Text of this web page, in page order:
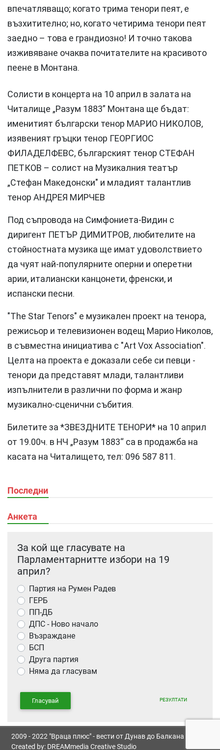
впечатляващо; когато трима тенори пеят, е
възхитително; но, когато четирима тенори пеят
заедно – това е грандиозно! И точно такова
изживяване очаква почитателите на красивото
пеене в Монтана.
Солисти в концерта на 10 април в залата на
Читалище „Разум 1883” Монтана ще бъдат:
именитият български тенор МАРИО НИКОЛОВ,
изявеният гръцки тенор ГЕОРГИОС
ФИЛАДЕЛФЕВС, българският тенор СТЕФАН
ПЕТКОВ – солист на Музикалния театър
„Стефан Македонски" и младият талантлив
тенор АНДРЕЯ МИРЧЕВ
Под съпровода на Симфониета-Видин с
диригент ПЕТЪР ДИМИТРОВ, любителите на
стойностната музика ще имат удоволствието
да чуят най-популярните оперни и оперетни
арии, италиански канцонети, френски, и
испански песни.
"The Star Tenors" е музикален проект на тенора,
режисьор и телевизионен водещ Марио Николов,
в съвместна инициатива с "Art Vox Association".
Целта на проекта е доказали себе си певци -
тенори да представят млади, талантливи
изпълнители в различни по форма и жанр
музикално-сценични събития.
Билетите за *ЗВЕЗДНИТЕ ТЕНОРИ* на 10 април
от 19.00ч. в НЧ „Разум 1883“ са в продажба на
касата на Читалището, тел: 096 587 811.
Последни
Анкета
За кой ще гласувате на
Парламентарнитте избори на 19
април?
Партия на Румен Радев
ГЕРБ
ПП-ДБ
ДПС - Ново начало
Възраждане
БСП
Друга партия
Няма да гласувам
Гласувай РЕЗУЛТАТИ
2009 - 2022 "Враца плюс" - вести от Дунав до Балкана
Created by: DREAMmedia Creative Studio